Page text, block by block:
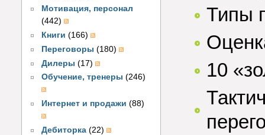
Мотивация, персонал
(442)
Книги (166)
Переговоры (180)
Дилеры (17)
Обучение, тренеры (246)
Интернет и продажи (88)
Дебиторка (22)
Типы
10